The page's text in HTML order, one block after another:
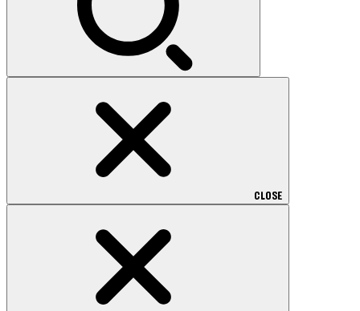
CLOSE